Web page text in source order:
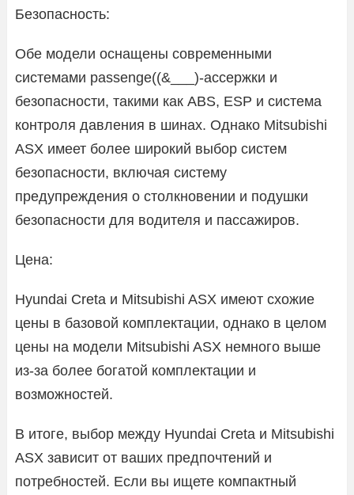
Безопасность:
Обе модели оснащены современными
системами passenge((&___)-ассержки и
безопасности, такими как ABS, ESP и система
контроля давления в шинах. Однако Mitsubishi
ASX имеет более широкий выбор систем
безопасности, включая систему
предупреждения о столкновении и подушки
безопасности для водителя и пассажиров.
Цена:
Hyundai Creta и Mitsubishi ASX имеют схожие
цены в базовой комплектации, однако в целом
цены на модели Mitsubishi ASX немного выше
из-за более богатой комплектации и
возможностей.
В итоге, выбор между Hyundai Creta и Mitsubishi
ASX зависит от ваших предпочтений и
потребностей. Если вы ищете компактный